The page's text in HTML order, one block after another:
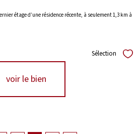
étage d’une résidence récente, à seulement 1,3 km à
Sélection
voir le bien